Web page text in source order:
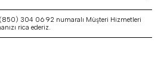
304 06 92 numaralı Müşteri Hizmetleri
rica ederiz.